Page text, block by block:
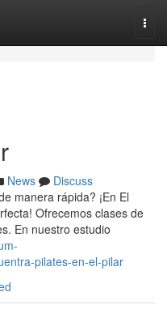
News
Discuss
manera rápida? ¡En El
Ofrecemos clases de
En nuestro estudio
pilates-en-el-pilar